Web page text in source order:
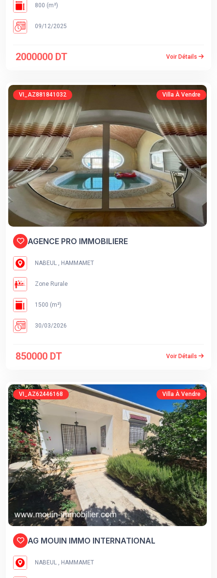
800 (m²)
09/12/2025
2000000 DT Voir Détails
VI_AZ881841032 Villa À Vendre
AGENCE PRO IMMOBILIERE
NABEUL , HAMMAMET
Zone Rurale
1500 (m²)
30/03/2026
850000 DT Voir Détails
VI_AZ62446168 Villa À Vendre
AG MOUIN IMMO INTERNATIONAL
NABEUL , HAMMAMET